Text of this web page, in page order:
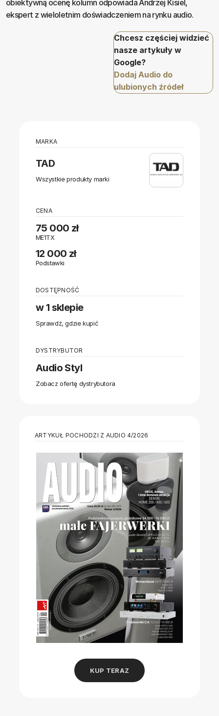
obiektywną ocenę kolumn odpowiada Andrzej Kisiel,
ekspert z wieloletnim doświadczeniem na rynku audio.
Chcesz częściej widzieć
nasze artykuły w
Google?
Dodaj Audio do
ulubionych źródeł
MARKA
TAD
Wszystkie produkty marki
CENA
75 000 zł
ME1TX
12 000 zł
Podstawki
DOSTĘPNOŚĆ
w 1 sklepie
Sprawdź, gdzie kupić
DYSTRYBUTOR
Audio Styl
Zobacz ofertę dystrybutora
ARTYKUŁ POCHODZI Z AUDIO 4/2026
KUP TERAZ